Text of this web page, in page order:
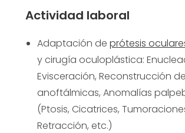
Actividad laboral
Adaptación de prótesis
y cirugía oculoplástica:
Evisceración, Reconstrucción
anoftálmicas, Anomalías
(Ptosis, Cicatrices,
Retracción, etc.)